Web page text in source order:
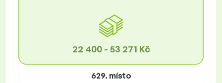
22 400 - 53 271 Kč
629. místo